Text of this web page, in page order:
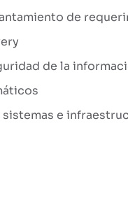
de
de la
e